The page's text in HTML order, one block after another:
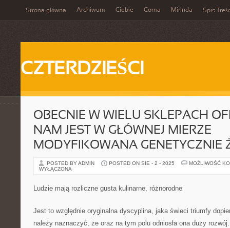
Strona główna Archiwum Ciebie Coma Mirinda Spis
CZTERDZIEŚCI
OBECNIE W WIELU SKLEPACH
NAM JEST W GŁÓWNEJ MIERZE
MODYFIKOWANA GENETYCZNIE
POSTED BY ADMIN POSTED ON SIE - 2 - 2025
MOŻLIWOŚĆ
WYŁĄCZONA
Ludzie mają rozliczne gusta kulinarne, różnorodne
Jest to względnie oryginalna dyscyplina, jaka świeci triumfy
należy naznaczyć, że oraz na tym polu odniosła ona duży